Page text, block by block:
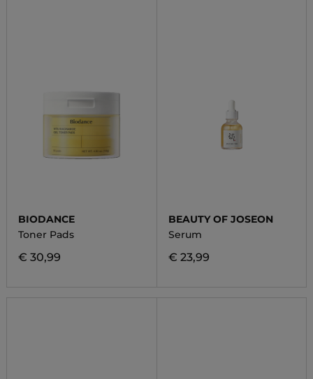
BIODANCE
Toner Pads
€ 30,99
BEAUTY OF JOSEON
Serum
€ 23,99